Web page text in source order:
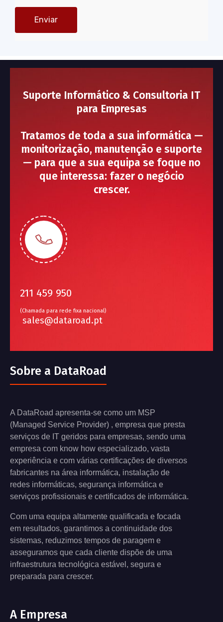
Suporte Informático & Consultoria IT
para Empresas
Tratamos de toda a sua informática —
monitorização, manutenção e suporte
— para que a sua equipa se foque no
que interessa: fazer o negócio
crescer.
211 459 950
(Chamada para rede fixa nacional)
sales@dataroad.pt
Sobre a DataRoad
A DataRoad apresenta-se como um MSP
(Managed Service Provider) , empresa que presta
serviços de IT geridos para empresas, sendo uma
empresa com know how especializado, vasta
experiência e com várias certificações de diversos
fabricantes na área informática, instalação de
redes informáticas, segurança informática e
serviços profissionais e certificados de informática.
Com uma equipa altamente qualificada e focada
em resultados, garantimos a continuidade dos
sistemas, reduzimos tempos de paragem e
asseguramos que cada cliente dispõe de uma
infraestrutura tecnológica estável, segura e
preparada para crescer.
A Empresa